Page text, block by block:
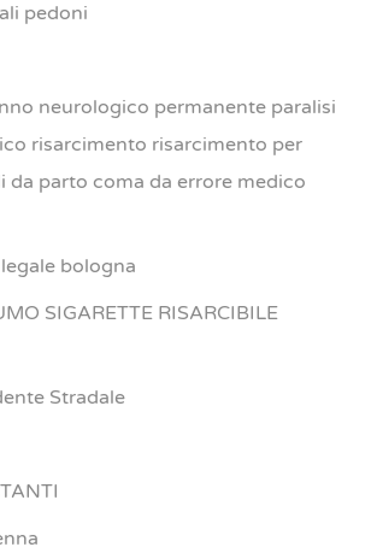
pedoni
neurologico permanente paralisi
risarcimento risarcimento per
da parto coma da errore medico
bologna
SIGARETTE RISARCIBILE
Stradale